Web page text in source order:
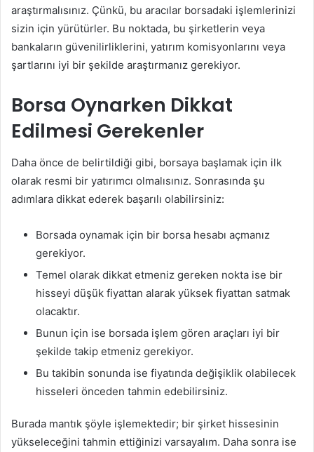
araştırmalısınız. Çünkü, bu aracılar borsadaki işlemlerinizi
sizin için yürütürler. Bu noktada, bu şirketlerin veya
bankaların güvenilirliklerini, yatırım komisyonlarını veya
şartlarını iyi bir şekilde araştırmanız gerekiyor.
Borsa Oynarken Dikkat
Edilmesi Gerekenler
Daha önce de belirtildiği gibi, borsaya başlamak için ilk
olarak resmi bir yatırımcı olmalısınız. Sonrasında şu
adımlara dikkat ederek başarılı olabilirsiniz:
Borsada oynamak için bir borsa hesabı açmanız
gerekiyor.
Temel olarak dikkat etmeniz gereken nokta ise bir
hisseyi düşük fiyattan alarak yüksek fiyattan satmak
olacaktır.
Bunun için ise borsada işlem gören araçları iyi bir
şekilde takip etmeniz gerekiyor.
Bu takibin sonunda ise fiyatında değişiklik olabilecek
hisseleri önceden tahmin edebilirsiniz.
Burada mantık şöyle işlemektedir; bir şirket hissesinin
yükseleceğini tahmin ettiğinizi varsayalım. Daha sonra ise